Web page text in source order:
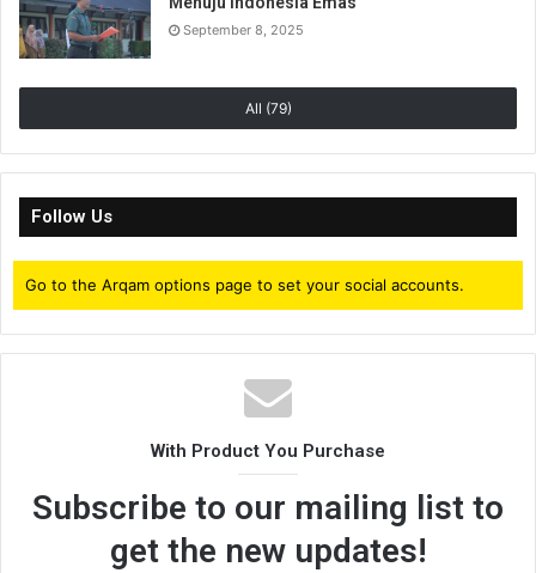
September 8, 2025
All (79)
Follow Us
Go to the Arqam options page to set your social accounts.
With Product You Purchase
Subscribe to our mailing list to
get the new updates!